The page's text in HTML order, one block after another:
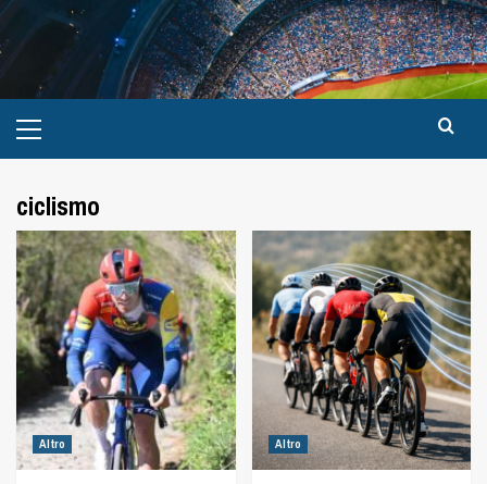
ciclismo
Altro Altro